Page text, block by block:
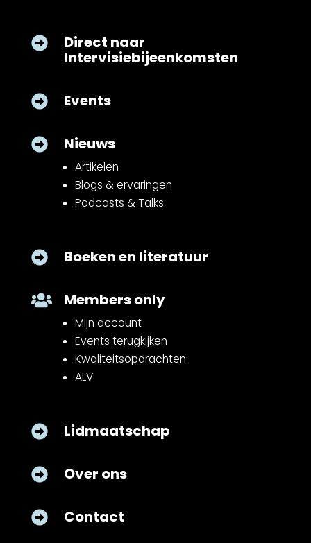
 Direct naar
Intervisiebijeenkomsten
 Events
 Nieuws
Artikelen
Blogs & ervaringen
Podcasts & Talks
 Boeken en literatuur
 Members only
Mijn account
Events terugkijken
Kwaliteitsopdrachten
ALV
 Lidmaatschap
 Over ons
 Contact